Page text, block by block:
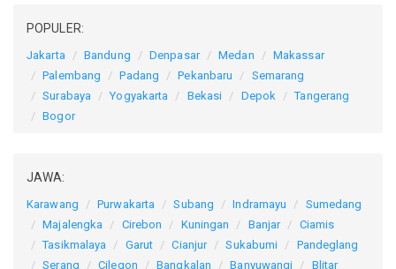
POPULER:
Jakarta Bandung Denpasar Medan
Makassar
Palembang
Padang Pekanbaru
Semarang
Surabaya
Yogyakarta Bekasi Depok
Tangerang
Bogor
JAWA:
Karawang Purwakarta Subang Indramayu
Sumedang
Majalengka
Cirebon Kuningan Banjar
Ciamis
Tasikmalaya
Garut Cianjur Sukabumi
Pandeglang
Serang
Cilegon Bangkalan Banyuwangi Blitar